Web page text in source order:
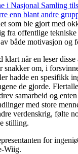
i Nasjonal Samling
enn blant andre
som ble gjort med
fra offentlige tekniske
både motivasjon og
når en leser disse
snakker om, i
hadde en spesifikk
de gjorde.
samarbeid og
med store
verdenskrig, følte
stilling.
for
Wiig.